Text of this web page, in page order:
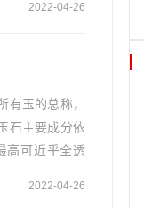
2022-04-26
玉的总称，
石主要成分依
高可近乎全透
2022-04-26